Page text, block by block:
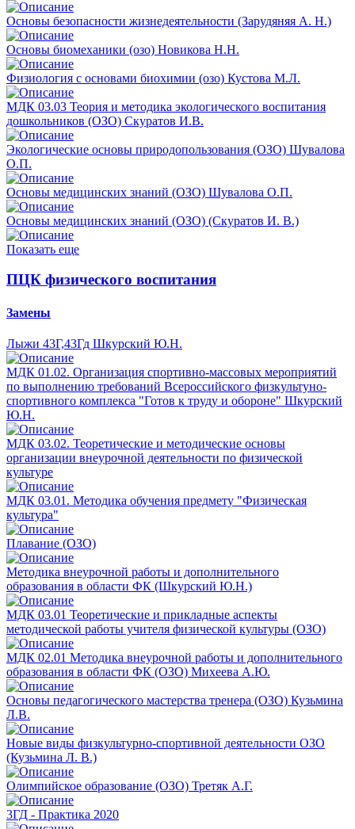
Основы безопасности жизнедеятельности (Зарудяняя А. Н.)
Основы биомеханики (озо) Новикова Н.Н.
Физиология с основами биохимии (озо) Кустова М.Л.
МДК 03.03 Теория и методика экологического воспитания
дошкольников (ОЗО) Скуратов И.В.
Экологические основы природопользования (ОЗО) Шувалова
О.П.
Основы медицинских знаний (ОЗО) Шувалова О.П.
Основы медицинских знаний (ОЗО) (Скуратов И. В.)
Показать еще
ПЦК физического воспитания
Замены
Лыжи 43Г,43Гд Шкурский Ю.Н.
МДК 01.02. Организация спортивно-массовых мероприятий
по выполнению требований Всероссийского физкультуно-
спортивного комплекса "Готов к труду и обороне" Шкурский
Ю.Н.
МДК 03.02. Теоретические и методические основы
организации внеурочной деятельности по физической
культуре
МДК 03.01. Методика обучения предмету "Физическая
культура"
Плавание (ОЗО)
Методика внеурочной работы и дополнительного
образования в области ФК (Шкурский Ю.Н.)
МДК 03.01 Теоретические и прикладные аспекты
методической работы учителя физической культуры (ОЗО)
МДК 02.01 Методика внеурочной работы и дополнительного
образования в области ФК (ОЗО) Михеева А.Ю.
Основы педагогического мастерства тренера (ОЗО) Кузьмина
Л.В.
Новые виды физкультурно-спортивной деятельности ОЗО
(Кузьмина Л. В.)
Олимпийское образование (ОЗО) Третяк А.Г.
3ГД - Практика 2020